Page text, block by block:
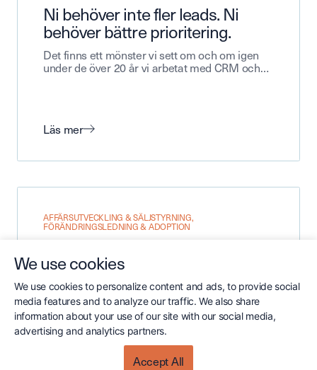
Ni behöver inte fler leads. Ni
behöver bättre prioritering.
Det finns ett mönster vi sett om och om igen
under de över 20 år vi arbetat med CRM och…
Läs mer
AFFÄRSUTVECKLING & SÄLJSTYRNING,
FÖRÄNDRINGSLEDNING & ADOPTION
Från reaktiv till proaktiv – en
praktisk guide för strukturerat
kundarbete
Många säljorganisationer arbetar mer reaktivt
än de själva tror. Måndagsmorgonen börjar
med att öppna inkorgen, svara på det som
We use cookies
We use cookies to personalize content and ads, to provide social
media features and to analyze our traffic. We also share
information about your use of our site with our social media,
advertising and analytics partners.
Accept All